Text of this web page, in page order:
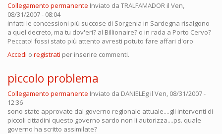
Collegamento permanente Inviato da TRALFAMADOR il Ven,
08/31/2007 - 08:04
infatti le concessioni più succose di Sorgenia in Sardegna risalgono
a quel decreto, ma tu dov'eri? al Billionaire? o in rada a Porto Cervo?
Peccato! fossi stato più attento avresti potuto fare affari d'oro
Accedi o registrati per inserire commenti.
piccolo problema
Collegamento permanente Inviato da DANIELEg il Ven, 08/31/2007 -
12:36
sono state approvate dal governo regionale attuale....gli interventi di
piccoli cittadini questo governo sardo non li autorizza....ps. quale
governo ha scritto assimilate?